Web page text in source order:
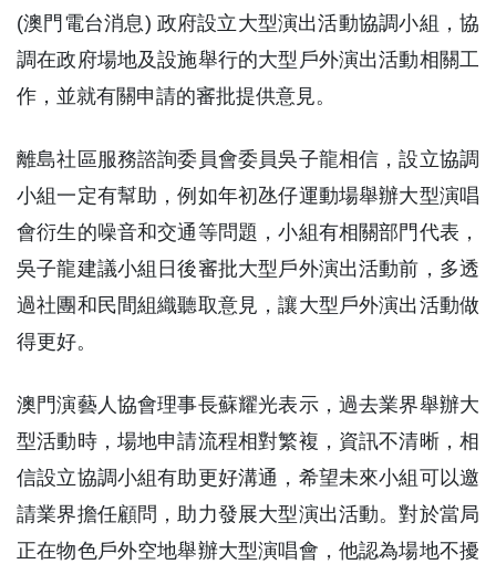
(澳門電台消息) 政府設立大型演出活動協調小組，協
調在政府場地及設施舉行的大型戶外演出活動相關工
作，並就有關申請的審批提供意見。
離島社區服務諮詢委員會委員吳子龍相信，設立協調
小組一定有幫助，例如年初氹仔運動場舉辦大型演唱
會衍生的噪音和交通等問題，小組有相關部門代表，
吳子龍建議小組日後審批大型戶外演出活動前，多透
過社團和民間組織聽取意見，讓大型戶外演出活動做
得更好。
澳門演藝人協會理事長蘇耀光表示，過去業界舉辦大
型活動時，場地申請流程相對繁複，資訊不清晰，相
信設立協調小組有助更好溝通，希望未來小組可以邀
請業界擔任顧問，助力發展大型演出活動。對於當局
正在物色戶外空地舉辦大型演唱會，他認為場地不擾